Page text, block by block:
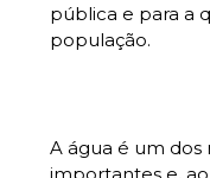
pública e para a
população.
A água é um dos